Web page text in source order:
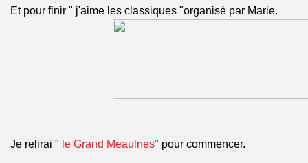
Et pour finir " j'aime les classiques "organisé par Marie.
Je relirai " le Grand Meaulnes" pour commencer.